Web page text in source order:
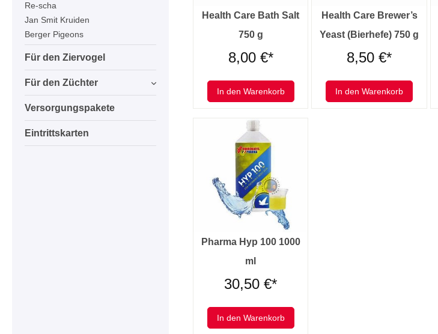
Re-scha
Jan Smit Kruiden
Berger Pigeons
Für den Ziervogel
Für den Züchter
Versorgungspakete
Eintrittskarten
Health Care Bath Salt
750 g
8,00 €*
In den Warenkorb
Health Care Brewer’s
Yeast (Bierhefe) 750 g
8,50 €*
In den Warenkorb
Pharma Hyp 100 1000
ml
30,50 €*
In den Warenkorb